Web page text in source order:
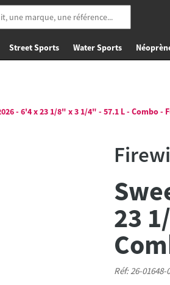
Street Sports Water Sports
- 6'4 x 23 1/8" x 3 1/4" - 57.1 L - Combo -
23
Réf: 26-01648-